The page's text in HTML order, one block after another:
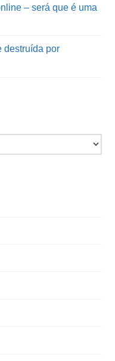
– será que é uma
destruída por